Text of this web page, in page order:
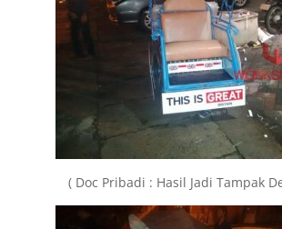
( Doc Pribadi : Hasil Jadi Tampak